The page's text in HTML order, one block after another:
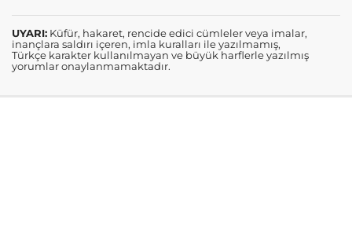
UYARI: Küfür, hakaret, rencide edici cümleler veya imalar,
inançlara saldırı içeren, imla kuralları ile yazılmamış,
Türkçe karakter kullanılmayan ve büyük harflerle yazılmış
yorumlar onaylanmamaktadır.